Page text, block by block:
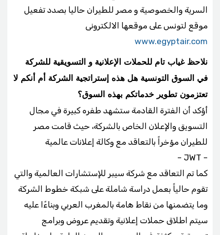
السرية والخصوصية و مصر للطيران حاليا بصدد تفعيل
موقع لتونس على موقعها الالكترونى
www.egyptair.com
نلاحظ غياب تام للحملات الإعلانية و التسويقية للشركة
في السوق التونسية هل هذه إستراتجية الشركة أم أنكم لا
تعتزمون تطوير خدماتكم بهذه السوق؟
أؤكد أن الفترة القادمة ستشهد طفره كبيرة في مجال
التسويق والإعلان الخاص بالشركة، حيث قامت مصر
للطيران مؤخراً بالتعاقد مع وكالة إعلانات عالمية
– JWT –
كما تم التعاقد مع شركة سيبر للإستشارات العالمية والتي
تقوم حالياً بعمل دراسة شاملة على شبكة خطوط الشركة
وما يتضمنها من نقاط هامة بالمغرب العربي وبناءًا عليه
سيتم اطلاق حملات إعلانية وتقديم عروض وبرامج